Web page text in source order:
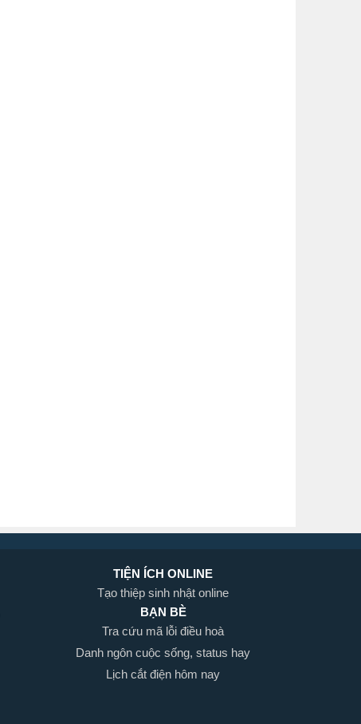
TIỆN ÍCH ONLINE
Tạo thiệp sinh nhật online
BẠN BÈ
Tra cứu mã lỗi điều hoà
Danh ngôn cuộc sống, status hay
Lịch cắt điện hôm nay